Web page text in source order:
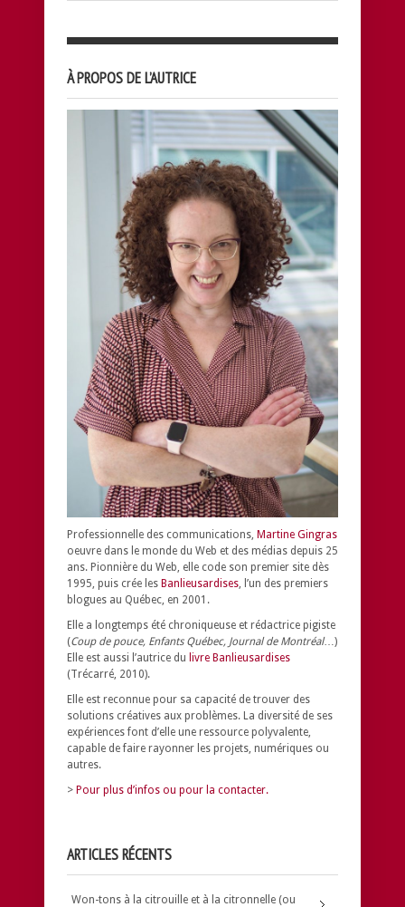
À PROPOS DE L’AUTRICE
Professionnelle des communications, Martine Gingras
oeuvre dans le monde du Web et des médias depuis 25
ans. Pionnière du Web, elle code son premier site dès
1995, puis crée les Banlieusardises , l’un des premiers
blogues au Québec, en 2001.
Elle a longtemps été chroniqueuse et rédactrice pigiste
(Coup de pouce, Enfants Québec, Journal de Montréal…)
Elle est aussi l’autrice du livre Banlieusardises
(Trécarré, 2010).
Elle est reconnue pour sa capacité de trouver des
solutions créatives aux problèmes. La diversité de ses
expériences font d’elle une ressource polyvalente,
capable de faire rayonner les projets, numériques ou
autres.
> Pour plus d’infos ou pour la contacter.
ARTICLES RÉCENTS
Won-tons à la citrouille et à la citronnelle (ou